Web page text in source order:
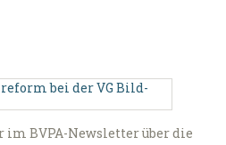
im BVPA-Newsletter über die